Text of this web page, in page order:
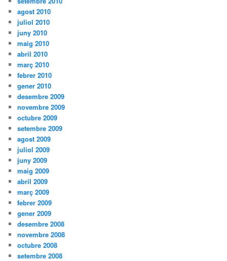
agost 2010
juliol 2010
juny 2010
maig 2010
abril 2010
març 2010
febrer 2010
gener 2010
desembre 2009
novembre 2009
octubre 2009
setembre 2009
agost 2009
juliol 2009
juny 2009
maig 2009
abril 2009
març 2009
febrer 2009
gener 2009
desembre 2008
novembre 2008
octubre 2008
setembre 2008